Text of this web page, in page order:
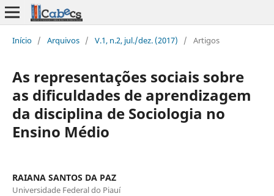
Início / Arquivos / V.1, n.2, jul./dez. (2017) / Artigos
As representações sociais sobre
as dificuldades de aprendizagem
da disciplina de Sociologia no
Ensino Médio
RAIANA SANTOS DA PAZ
Universidade Federal do Piauí